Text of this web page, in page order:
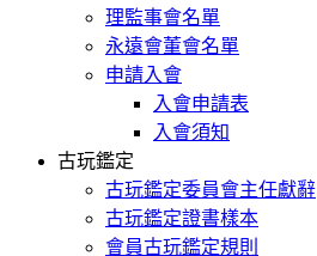
理監事會名單
永遠會董會名單
申請入會
入會申請表
入會須知
古玩鑑定
古玩鑑定委員會主任獻辭
古玩鑑定證書樣本
會員古玩鑑定規則